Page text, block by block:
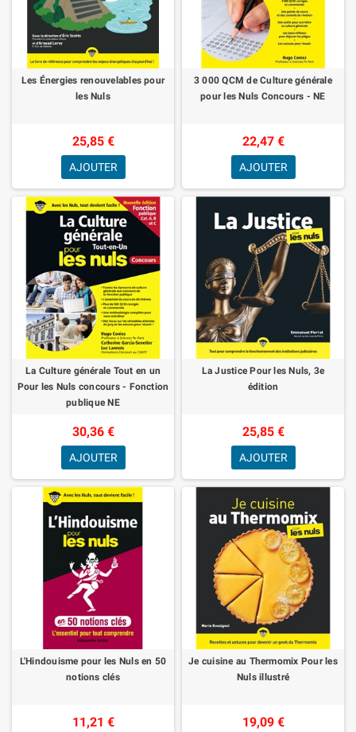
Les Énergies renouvelables pour
les Nuls
25,85 €
AJOUTER
3 000 QCM de Culture générale
pour les Nuls Concours - NE
22,47 €
AJOUTER
La Culture générale Tout en un
Pour les Nuls concours - Fonction
publique NE
30,36 €
AJOUTER
La Justice Pour les Nuls, 3e
édition
25,85 €
AJOUTER
L'Hindouisme pour les Nuls en 50
notions clés
11,21 €
Je cuisine au Thermomix Pour les
Nuls illustré
19,09 €